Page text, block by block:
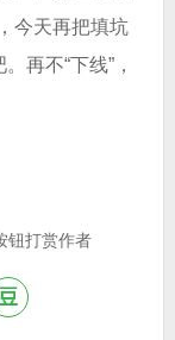
今天再把填坑
再不“下线”，
钮打赏作者